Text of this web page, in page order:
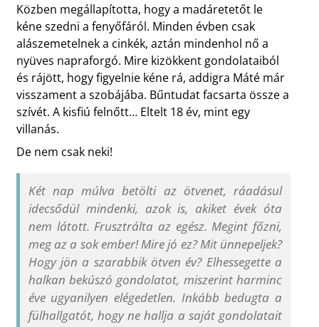
Közben megállapította, hogy a madáretetőt le
kéne szedni a fenyőfáról. Minden évben csak
alászemetelnek a cinkék, aztán mindenhol nő a
nyüves napraforgó. Mire kizökkent gondolataiból
és rájött, hogy figyelnie kéne rá, addigra Máté már
visszament a szobájába. Bűntudat facsarta össze a
szívét. A kisfiú felnőtt… Eltelt 18 év, mint egy
villanás.
De nem csak neki!
Két nap múlva betölti az ötvenet, ráadásul
idecsődül mindenki, azok is, akiket évek óta
nem látott. Frusztrálta az egész. Megint főzni,
meg az a sok ember! Mire jó ez? Mit ünnepeljek?
Hogy jön a szarabbik ötven év? Elhessegette a
halkan bekúszó gondolatot, miszerint harminc
éve ugyanilyen elégedetlen. Inkább bedugta a
fülhallgatót, hogy ne hallja a saját gondolatait